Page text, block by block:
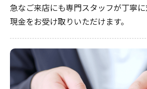
急なご来店にも専門スタッフが丁寧
現金をお受け取りいただけます。